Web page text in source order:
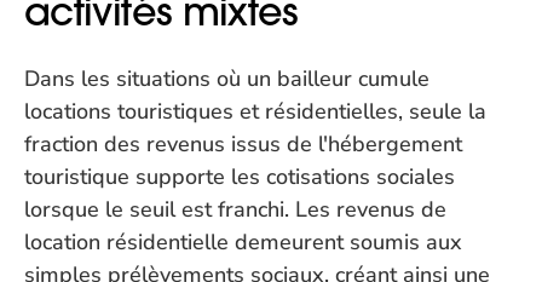
activités mixtes
Dans les situations où un bailleur cumule
locations touristiques et résidentielles, seule la
fraction des revenus issus de l'hébergement
touristique supporte les cotisations sociales
lorsque le seuil est franchi. Les revenus de
location résidentielle demeurent soumis aux
simples prélèvements sociaux, créant ainsi une